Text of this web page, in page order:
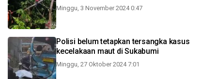
Minggu, 3 November 2024 0:47
Polisi belum tetapkan tersangka kasus
kecelakaan maut di Sukabumi
Minggu, 27 Oktober 2024 7:01